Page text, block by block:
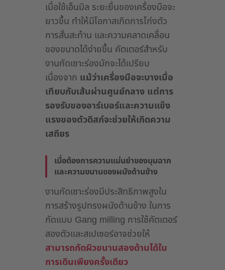
เมื่อใช้เอ็นมิล ระยะยื่นของเครื่องมือจะ
ยาวขึ้น ทำให้มีโอกาสเกิดการโก่งตัว
การสั่นสะท้าน และความคลาดเคลื่อน
ของขนาดได้ง่ายขึ้น คัตเตอร์สำหรับ
งานกัดเซาะร่องมักจะได้เปรียบ
เนื่องจาก แม้ว่าเครื่องมือจะบางเมื่อ
เทียบกับเส้นผ่านศูนย์กลาง แต่การ
รองรับของอาร์เบอร์และความแข็ง
แรงของตัวดิสก์จะช่วยให้เกิดความ
เสถียร
เมื่อต้องการความแม่นยำของมุมฉาก
และความขนานของผนังด้านข้าง
งานกัดเซาะร่องมีประสิทธิภาพสูงใน
การสร้างรูปทรงผนังด้านข้าง ในการ
กัดแบบ Gang milling การใช้คัตเตอร์
สองตัวและสเปเซอร์อาจช่วยให้
สามารถกัดผิวขนานสองด้านได้ใน
การเดินเพียงครั้งเดียว